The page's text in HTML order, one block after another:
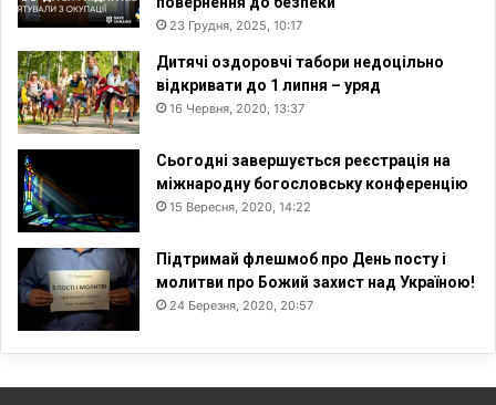
23 Грудня, 2025, 10:17
Дитячі оздоровчі табори недоцільно
відкривати до 1 липня – уряд
16 Червня, 2020, 13:37
Сьогодні завершується реєстрація на
міжнародну богословську конференцію
15 Вересня, 2020, 14:22
Підтримай флешмоб про День посту і
молитви про Божий захист над Україною!
24 Березня, 2020, 20:57